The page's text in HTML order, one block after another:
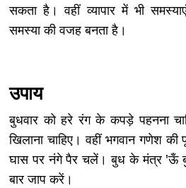
सकता है। वहीं व्यापार में भी
समस्या की वजह बनता है।
उपाय
बुधवार को हरे रंग के कपड़े पहनना
खिलाना चाहिए। वहीं भगवान गणेश
घास पर नंगे पैर चलें। बुध के मंत्र 'ऊँ
बार जाप करें।